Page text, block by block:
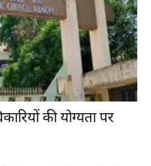
की योग्यता पर